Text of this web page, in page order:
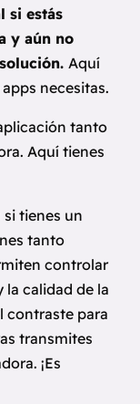
si estás
y aún no
Aquí
necesitas.
tanto
Aquí tienes
si tienes un
tanto
controlar
la calidad de la
contraste para
transmites
¡Es